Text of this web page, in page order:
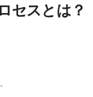
セスとは？